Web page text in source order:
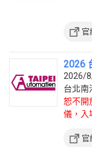
官
2026
2026/
台北南
恕不開
儀，入
官